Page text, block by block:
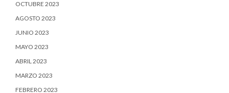
OCTUBRE 2023
AGOSTO 2023
JUNIO 2023
MAYO 2023
ABRIL 2023
MARZO 2023
FEBRERO 2023